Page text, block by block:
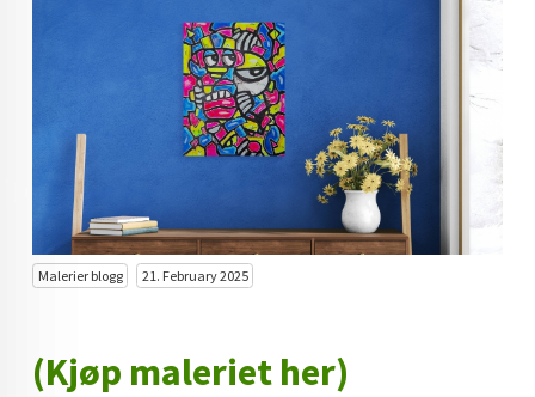
KUNSTSTILER
FARGETEORI
KJØP KUNST TIL SALGS
POP ART
MALERIER TIL SALGS
Malerier blogg 21. February 2025
(Kjøp maleriet her)